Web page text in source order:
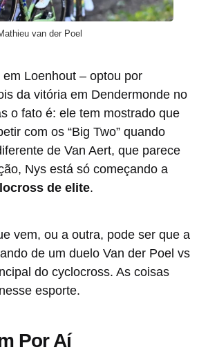
van der Poel
Loenhout – optou por
da vitória em Dendermonde no
o fato é: ele tem mostrado que
com os “Big Two” quando
de Van Aert, que parece
Nys está só começando a
de elite.
vem, ou a outra, pode ser que a
de um duelo Van der Poel vs
do cyclocross. As coisas
esporte.
Por Aí